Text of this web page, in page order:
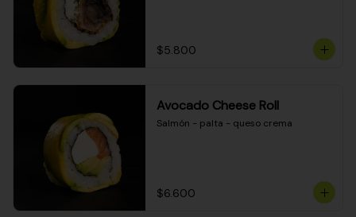
$5.800
Avocado Cheese Roll
Salmón - palta - queso crema
$6.600